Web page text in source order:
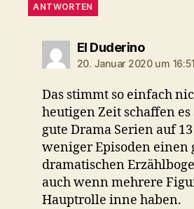
ANTWORTEN
El Duderinosagt:
20. Januar 2020 um
Das stimmt so einfach
heutigen Zeit schaffen
gute Drama Serien auf
weniger Episoden einen
dramatischen
auch wenn mehrere
Hauptrolle inne haben.